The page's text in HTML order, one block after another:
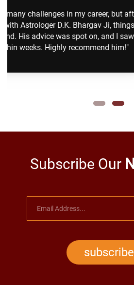
after
"Astrologer D.K.
life. His accurate
helped me overcome
hurdles. I’m grateful
Subscribe Our
subscribe